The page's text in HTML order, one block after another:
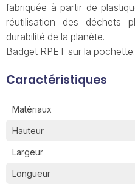
fabriquée à partir de
réutilisation des déchets
durabilité de la planète.
Badget RPET sur la pochette.
Caractéristiques
Matériaux
Hauteur
Largeur
Longueur